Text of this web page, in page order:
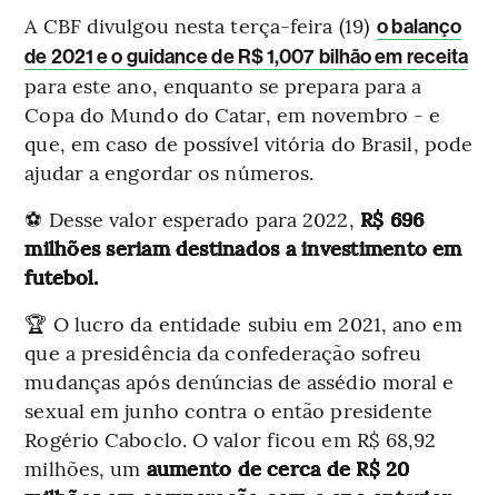
A CBF divulgou nesta terça-feira (19) o balanço
de 2021 e o guidance de R$ 1,007 bilhão em receita
para este ano, enquanto se prepara para a
Copa do Mundo do Catar, em novembro - e
que, em caso de possível vitória do Brasil, pode
ajudar a engordar os números.
⚽ Desse valor esperado para 2022, R$ 696
milhões seriam destinados a investimento em
futebol.
🏆 O lucro da entidade subiu em 2021, ano em
que a presidência da confederação sofreu
mudanças após denúncias de assédio moral e
sexual em junho contra o então presidente
Rogério Caboclo. O valor ficou em R$ 68,92
milhões, um aumento de cerca de R$ 20